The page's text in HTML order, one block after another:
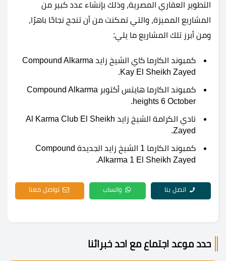
التطوير العقاري المصرية، وذلك بإنشاء عدد كبير من
المشاريع المميزة، والتي تمكنت من أن تنجح نجاحًا باهرًا،
ومن أبرز تلك المشاريع ما يلي:
كمبوند الكارما كاي الشيخ زايد Compound Alkarma
Kay El Sheikh Zayed.
كمبوند الكارما هايتس أكتوبر Compound Alkarma
heights 6 October.
نادي الكرامة الشيخ زايد Al Karma Club El Sheikh
Zayed.
كمبوند الكارما 1 الشيخ زايد الجديدة Compound
Alkarma 1 El Sheikh Zayed.
اتصل بنا واتساب تواصل معنا
حدد موعد اجتماع مع احد خبرائنا